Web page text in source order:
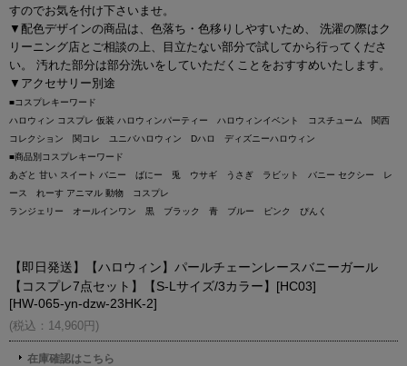
すのでお気を付け下さいませ。
▼配色デザインの商品は、色落ち・色移りしやすいため、 洗濯の際はク
リーニング店とご相談の上、目立たない部分で試してから行ってくださ
い。 汚れた部分は部分洗いをしていただくことをおすすめいたします。
▼アクセサリー別途
■コスプレキーワード
ハロウィン コスプレ 仮装 ハロウィンパーティー ハロウィンイベント コスチューム 関西
コレクション 関コレ ユニバハロウィン Dハロ ディズニーハロウィン
■商品別コスプレキーワード
あざと 甘い スイート バニー ばにー 兎 ウサギ うさぎ ラビット バニー セクシー レ
ース れーす アニマル 動物 コスプレ
ランジェリー オールインワン 黒 ブラック 青 ブルー ピンク ぴんく